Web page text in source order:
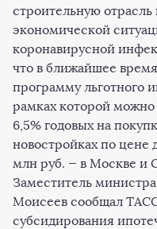
строительную
экономической
коронавирусной
что в ближайшее
программу льготного
рамках которой можно
6,5% годовых на
новостройках по цене
млн руб. — в Москве и
Заместитель
Моисеев сообщал
субсидирования